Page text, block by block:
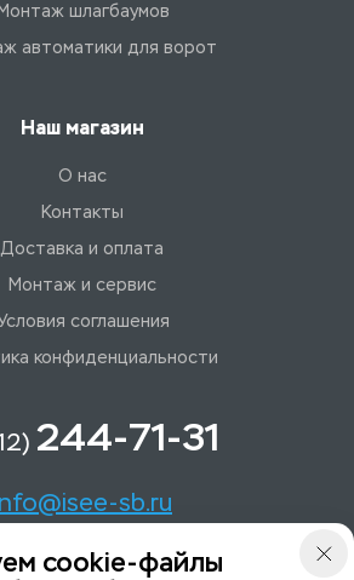
Монтаж шлагбаумов
автоматики для ворот
Наш магазин
О нас
Контакты
Доставка и оплата
Монтаж и сервис
соглашения
конфиденциальности
244-71-31
sb.ru
пр-кт, д. 70, корп. 1
cookie-файлы